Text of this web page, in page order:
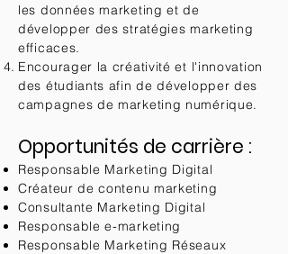
les données marketing et de
développer des stratégies marketing
efficaces.
Encourager la créativité et l'innovation
des étudiants afin de développer des
campagnes de marketing numérique.
Opportunités de carrière :
Responsable Marketing Digital
Créateur de contenu marketing
Consultante Marketing Digital
Responsable e-marketing
Responsable Marketing Réseaux